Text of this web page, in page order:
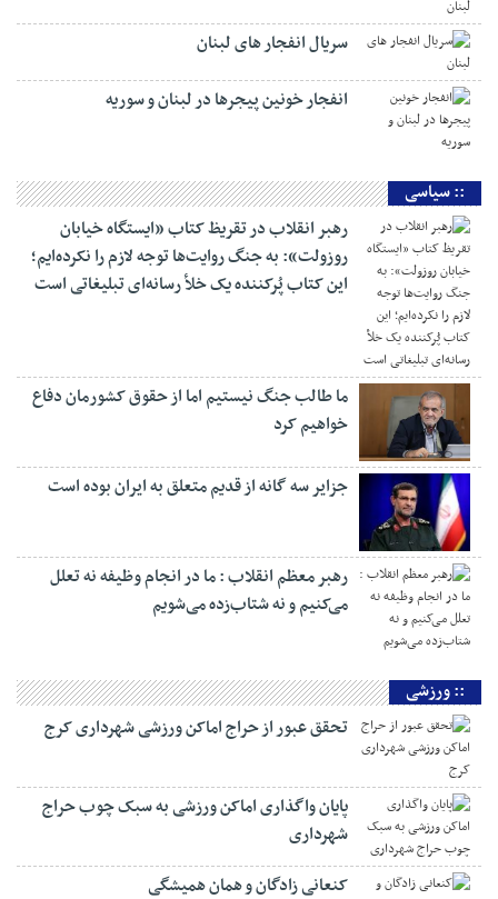
سریال انفجار های لبنان
انفجار خونین پیجرها در لبنان و سوریه
:: سیاسی
رهبر انقلاب در تقریظ کتاب «ایستگاه خیابان
روزولت»: به جنگ روایت‌ها توجه لازم را نکرده‌ایم؛
این کتاب پُرکننده‌ یک خلأ رسانه‌ای تبلیغاتی است
ما طالب جنگ نیستیم اما از حقوق کشورمان دفاع
خواهیم کرد
جزایر سه گانه از قدیم متعلق به ایران بوده است
رهبر معظم انقلاب : ما در انجام وظیفه نه تعلل
می‌کنیم و نه شتاب‌زده می‌شویم
:: ورزشی
تحقق عبور از حراج اماکن ورزشی شهرداری کرج
پایان واگذاری اماکن ورزشی به سبک چوب حراج
شهرداری
کنعانی زادگان و همان همیشگی